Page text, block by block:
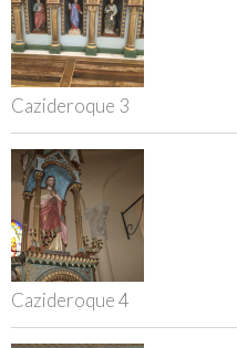
Cazideroque 3
Cazideroque 4